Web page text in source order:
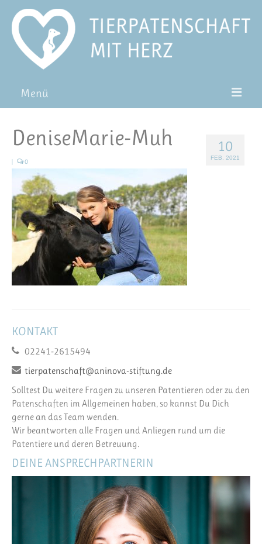
Menü
Pat*in werden
Patenschaft verschenken
Blog
FAQ
10
FEB. 2021
DeniseMarie-Muh
| 0
KONTAKT
02241-2615494
tierpatenschaft@aninova-stiftung.de
Solltest Du weitere Fragen zu unseren Patentieren oder zu den
Patenschaften im Allgemeinen haben, so kannst Du Dich
gerne an das Team wenden.
Wir beantworten alle Fragen und Anliegen rund um die
Patentiere und deren Betreuung.
DEINE ANSPRECHPARTNERIN